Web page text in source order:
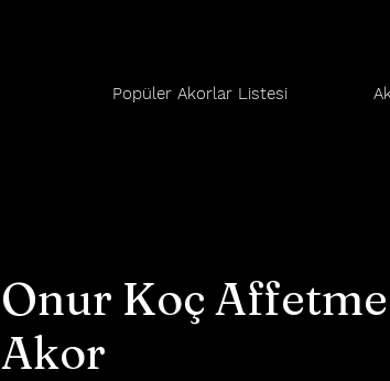
Popüler Akorlar Listesi
Onur Koç
Akor